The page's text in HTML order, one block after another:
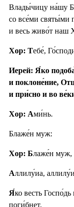
Влады́чицу на́шу
со все́ми святы́ми
и весь живо́т наш
Хор: Тебе́,
Иерей: Я́ко
и поклоне́ние,
и при́сно и во
Хор: Ами́нь.
Блаже́н муж:
Хор: Блаже́н муж,
Аллилу́иа,
Я́ко весть
поги́бнет.